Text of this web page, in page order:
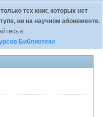
тех книг, которых нет
ни на научном абонементе.
в
Библиотеки